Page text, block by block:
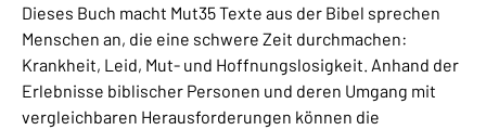
Dieses Buch macht Mut35 Texte aus der Bibel sprechen
Menschen an, die eine schwere Zeit durchmachen:
Krankheit, Leid, Mut- und Hoffnungslosigkeit. Anhand der
Erlebnisse biblischer Personen und deren Umgang mit
vergleichbaren Herausforderungen können die